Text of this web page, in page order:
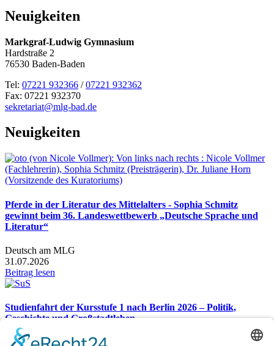
Neuigkeiten
Markgraf-Ludwig Gymnasium
Hardstraße 2
76530 Baden-Baden
Tel: 07221 932366 /07221 932362
Fax: 07221 932370
sekretariat@mlg-bad.de
Neuigkeiten
Pferde in der Literatur des Mittelalters - Sophia Schmitz
gewinnt beim 36. Landeswettbewerb „Deutsche Sprache und
Literatur“
Deutsch am MLG
31.07.2026
Beitrag lesen
Studienfahrt der Kursstufe 1 nach Berlin 2026 – Politik,
Geschichte und Großstadtleben
Studienfahrt nach Berlin 2026